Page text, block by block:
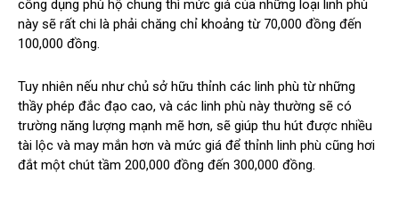
công dụng phù hộ chung thì mức giá của những loại linh phù
này sẽ rất chi là phải chăng chỉ khoảng từ 70,000 đồng đến
100,000 đồng.
Tuy nhiên nếu như chủ sở hữu thỉnh các linh phù từ những
thầy phép đắc đạo cao, và các linh phù này thường sẽ có
trường năng lượng mạnh mẽ hơn, sẽ giúp thu hút được nhiều
tài lộc và may mắn hơn và mức giá để thỉnh linh phù cũng hơi
đắt một chút tầm 200,000 đồng đến 300,000 đồng.